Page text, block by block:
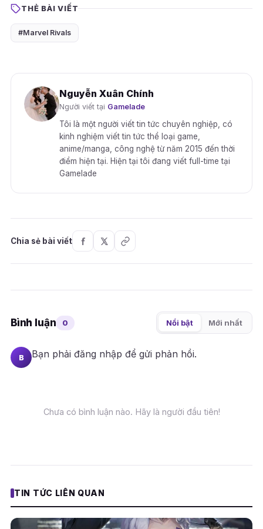
THẺ BÀI VIẾT
#Marvel Rivals
Nguyễn Xuân Chính
Người viết tại Gamelade
Tôi là một người viết tin tức chuyên nghiệp, có
kinh nghiệm viết tin tức thể loại game,
anime/manga, công nghệ từ năm 2015 đến thời
điểm hiện tại. Hiện tại tôi đang viết full-time tại
Gamelade
Chia sẻ bài viết
Bình luận 0 Nổi bật Mới nhất
B Bạn phải đăng nhập để gửi phản hồi.
Chưa có bình luận nào. Hãy là người đầu tiên!
TIN TỨC LIÊN QUAN